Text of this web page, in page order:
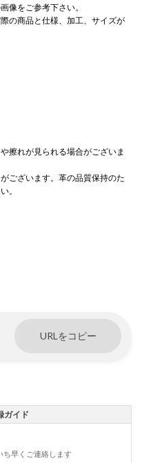
像をご参考下さい。
の商品と仕様、加工、サイズが
擦れが見られる場合がございま
ございます。革の品質保持のた
。
URLをコピー
ガイド
早くご連絡します